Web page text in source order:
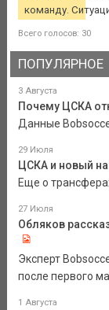
команду.
Всего голосов: 30
ПОПУЛЯРНОЕ
3 Августа
Почему ЦСКА
Данные
29 Июля
ЦСКА и новый
Еще о
27 Июля
Обляков
Эксперт
после первого
1 Августа